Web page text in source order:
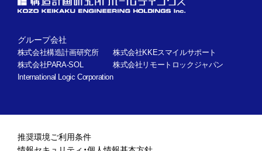
グループ会社
株式会社構造計画研究所
株式会社KKEスマイルサポート
株式会社PARA-SOL
株式会社リモートロックジャパン
International Logic Corporation
推奨環境ご利用条件